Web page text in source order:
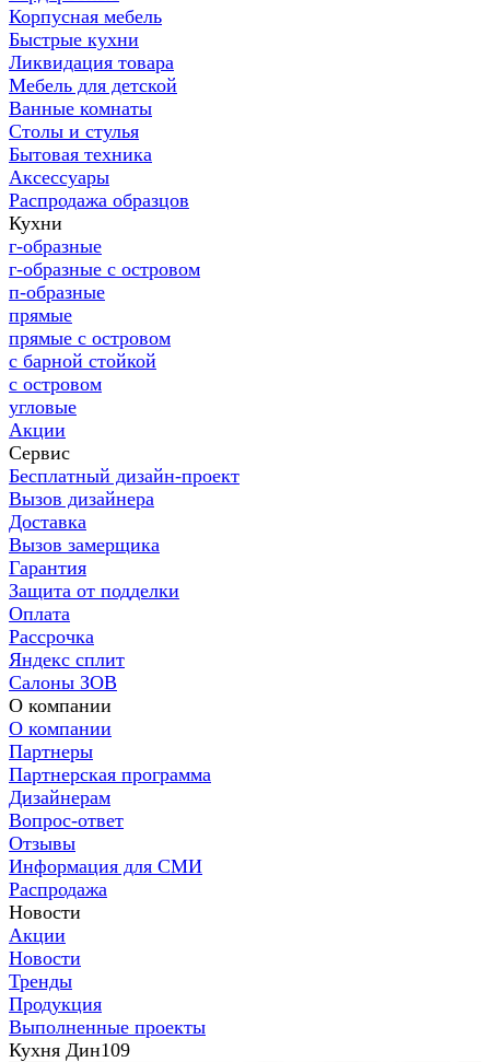
Корпусная мебель
Быстрые кухни
Ликвидация товара
Мебель для детской
Ванные комнаты
Столы и стулья
Бытовая техника
Аксессуары
Распродажа образцов
Кухни
г-образные
г-образные с островом
п-образные
прямые
прямые с островом
с барной стойкой
с островом
угловые
Акции
Сервис
Бесплатный дизайн-проект
Вызов дизайнера
Доставка
Вызов замерщика
Гарантия
Защита от подделки
Оплата
Рассрочка
Яндекс сплит
Салоны ЗОВ
О компании
О компании
Партнеры
Партнерская программа
Дизайнерам
Вопрос-ответ
Отзывы
Информация для СМИ
Распродажа
Новости
Акции
Новости
Тренды
Продукция
Выполненные проекты
Кухня Дин109